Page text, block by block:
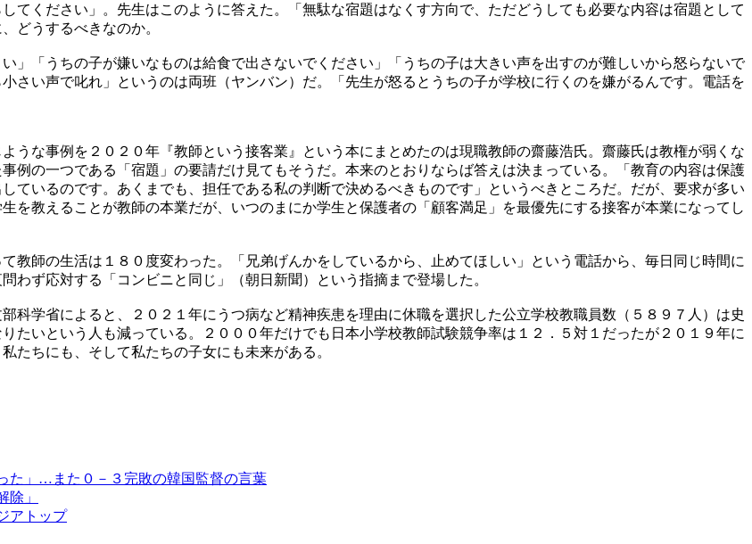
てください」。先生はこのように答えた。「無駄な宿題はなくす方向で、ただどうしても必要な内容は宿題として
どうするべきなのか。
」「うちの子が嫌いなものは給食で出さないでください」「うちの子は大きい声を出すのが難しいから怒らないで
さい声で叱れ」というのは両班（ヤンバン）だ。「先生が怒るとうちの子が学校に行くのを嫌がるんです。電話を
うな事例を２０２０年『教師という接客業』という本にまとめたのは現職教師の齋藤浩氏。齋藤氏は教権が弱くな
例の一つである「宿題」の要請だけ見てもそうだ。本来のとおりならば答えは決まっている。「教育の内容は保護
ているのです。あくまでも、担任である私の判断で決めるべきものです」というべきところだ。だが、要求が多い
を教えることが教師の本業だが、いつのまにか学生と保護者の「顧客満足」を最優先にする接客が本業になってし
教師の生活は１８０度変わった。「兄弟げんかをしているから、止めてほしい」という電話から、毎日同じ時間に
わず応対する「コンビニと同じ」（朝日新聞）という指摘まで登場した。
科学省によると、２０２１年にうつ病など精神疾患を理由に休職を選択した公立学校教職員数（５８９７人）は史
たいという人も減っている。２０００年だけでも日本小学校教師試験競争率は１２．５対１だったが２０１９年に
たちにも、そして私たちの子女にも未来がある。
た」…また０－３完敗の韓国監督の言葉
」
アトップ